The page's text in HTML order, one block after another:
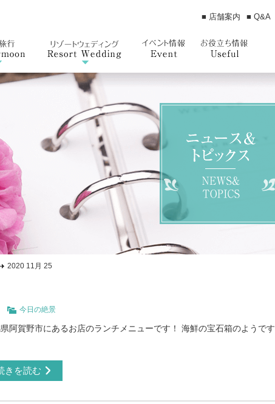
■ 店舗案内 ■ Q&A
2020 11月 25
今日の絶景
阿賀野市にあるお店のランチメニューです！ 海鮮の宝石箱のようです
きを読む